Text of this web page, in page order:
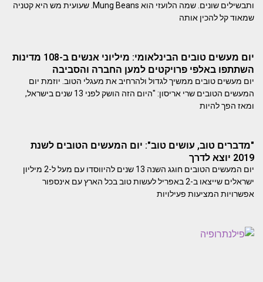
ותבשילים שונים. שמה הלועזי הוא Mung Beans. שעועית מש היא קטניה
שמאוד קל להכין אותה
יום מעשים טובים הבינלאומי: מיליוני אנשים ב-108 מדינות
השתתפו באלפי פרויקטים למען החברה והסביבה
יום מעשים טובים ממשיך לגדול ולהרחיב את מעגלי הטוב. יוזמת יום
המעשים הטובים שרי אריסון: "היום הזה הושק לפני 13 שנים בישראל,
ומאז הפך להיות
"מדברים טוב, עושים טוב": יום המעשים הטובים לשנת
2019 יוצא לדרך
יום המעשים הטובים חוגג השנה 13 שנים להיווסדו עם מעל ל-2 מיליון
ישראלים שייצאו ב-2 באפריל לעשות טוב בכל הארץ עם אינספור
אפשרויות המציעות פעילויות